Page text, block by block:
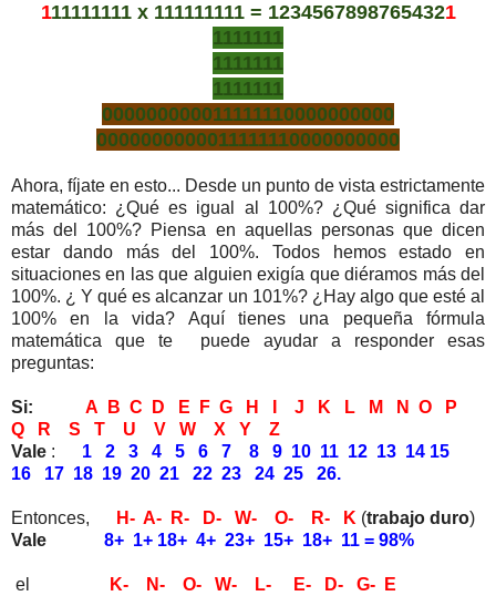
111111111 x 111111111 = 12345678987654321
1111111
1111111
1111111
000000000011111110000000000
0000000000011111110000000000
Ahora, fíjate en esto... Desde un punto de vista estrictamente
matemático: ¿Qué es igual al 100%? ¿Qué significa dar
más del 100%? Piensa en aquellas personas que dicen
estar dando más del 100%. Todos hemos estado en
situaciones en las que alguien exigía que diéramos más del
100%. ¿ Y qué es alcanzar un 101%? ¿Hay algo que esté al
100% en la vida? Aquí tienes una pequeña fórmula
matemática que te puede ayudar a responder esas
preguntas:
Si:
A B C D E F G H I J K L M N O P
Q R S T U V W X Y Z
Vale : 1 2 3 4 5 6 7 8 9 10 11 12 13 14 15
16 17 18 19 20 21 22 23 24 25 26.
Entonces, H- A- R- D- W- O- R- K (trabajo duro)
Vale
8+ 1+ 18+ 4+ 23+ 15+ 18+ 11 = 98%
el
K- N- O- W- L- E- D- G- E